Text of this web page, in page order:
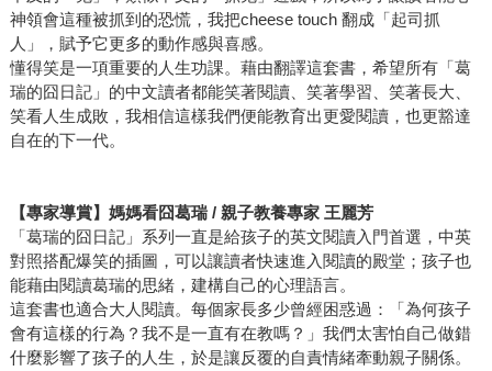
神領會這種被抓到的恐慌，我把cheese touch 翻成「起司抓
人」，賦予它更多的動作感與喜感。
懂得笑是一項重要的人生功課。藉由翻譯這套書，希望所有「葛
瑞的囧日記」的中文讀者都能笑著閱讀、笑著學習、笑著長大、
笑看人生成敗，我相信這樣我們便能教育出更愛閱讀，也更豁達
自在的下一代。
【專家導賞】媽媽看囧葛瑞 / 親子教養專家 王麗芳
「葛瑞的囧日記」系列一直是給孩子的英文閱讀入門首選，中英
對照搭配爆笑的插圖，可以讓讀者快速進入閱讀的殿堂；孩子也
能藉由閱讀葛瑞的思緒，建構自己的心理語言。
這套書也適合大人閱讀。每個家長多少曾經困惑過：「為何孩子
會有這樣的行為？我不是一直有在教嗎？」我們太害怕自己做錯
什麼影響了孩子的人生，於是讓反覆的自責情緒牽動親子關係。